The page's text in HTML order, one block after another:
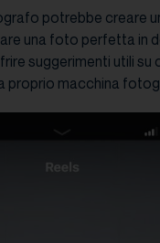
potrebbe creare
una foto perfetta in
suggerimenti utili su
proprio macchina